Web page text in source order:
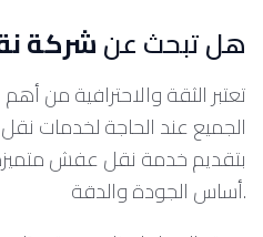
هل تبحث عنشركة
تعتبر الثقة والاحترافية من
الجميع عند الحاجة لخدمات
بتقديم خدمة نقل عفش
أساس الجودة والدقة.